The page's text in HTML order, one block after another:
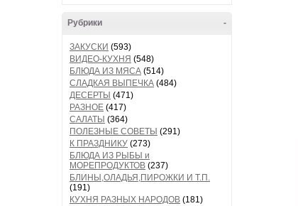
-
Рубрики
ЗАКУСКИ (593)
ВИДЕО-КУХНЯ (548)
БЛЮДА ИЗ МЯСА (514)
СЛАДКАЯ ВЫПЕЧКА (484)
ДЕСЕРТЫ (471)
РАЗНОЕ (417)
САЛАТЫ (364)
ПОЛЕЗНЫЕ СОВЕТЫ (291)
К ПРАЗДНИКУ (273)
БЛЮДА ИЗ РЫБЫ и
МОРЕПРОДУКТОВ (237)
БЛИНЫ,ОЛАДЬЯ,ПИРОЖКИ И Т.П.
(191)
КУХНЯ РАЗНЫХ НАРОДОВ (181)